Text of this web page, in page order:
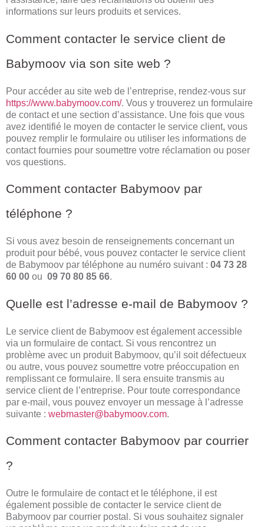
informations sur leurs produits et services.
Comment contacter le service client de
Babymoov via son site web ?
Pour accéder au site web de l’entreprise, rendez-vous sur
https://www.babymoov.com/. Vous y trouverez un formulaire
de contact et une section d’assistance. Une fois que vous
avez identifié le moyen de contacter le service client, vous
pouvez remplir le formulaire ou utiliser les informations de
contact fournies pour soumettre votre réclamation ou poser
vos questions.
Comment contacter Babymoov par
téléphone ?
Si vous avez besoin de renseignements concernant un
produit pour bébé, vous pouvez contacter le service client
de Babymoov par téléphone au numéro suivant : 04 73 28
60 00 ou 09 70 80 85 66.
Quelle est l’adresse e-mail de Babymoov ?
Le service client de Babymoov est également accessible
via un formulaire de contact. Si vous rencontrez un
problème avec un produit Babymoov, qu’il soit défectueux
ou autre, vous pouvez soumettre votre préoccupation en
remplissant ce formulaire. Il sera ensuite transmis au
service client de l’entreprise. Pour toute correspondance
par e-mail, vous pouvez envoyer un message à l’adresse
suivante : webmaster@babymoov.com.
Comment contacter Babymoov par courrier
?
Outre le formulaire de contact et le téléphone, il est
également possible de contacter le service client de
Babymoov par courrier postal. Si vous souhaitez signaler